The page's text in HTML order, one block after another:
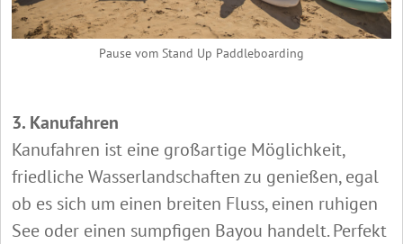
Pause vom Stand Up Paddleboarding
3. Kanufahren
Kanufahren ist eine großartige Möglichkeit,
friedliche Wasserlandschaften zu genießen, egal
ob es sich um einen breiten Fluss, einen ruhigen
See oder einen sumpfigen Bayou handelt. Perfekt